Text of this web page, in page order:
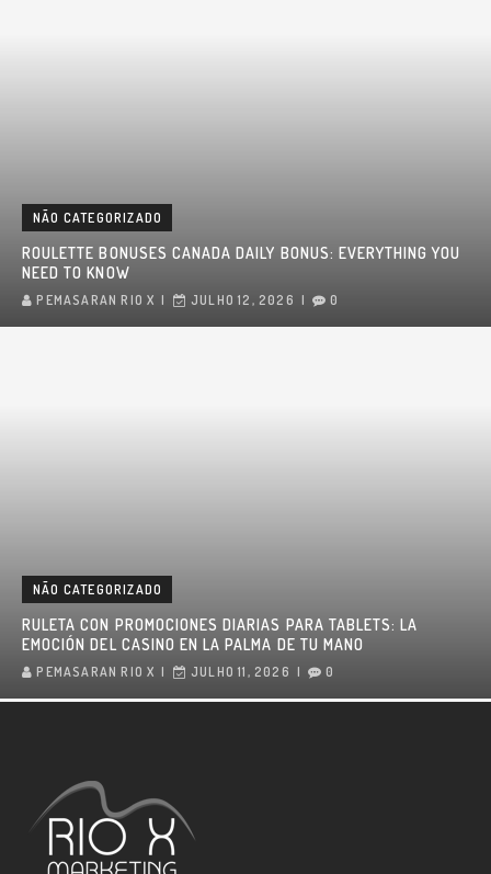
NÃO CATEGORIZADO
ROULETTE BONUSES CANADA DAILY BONUS: EVERYTHING YOU
NEED TO KNOW
PEMASARAN RIO X JULHO 12, 2026 0
NÃO CATEGORIZADO
RULETA CON PROMOCIONES DIARIAS PARA TABLETS: LA
EMOCIÓN DEL CASINO EN LA PALMA DE TU MANO
PEMASARAN RIO X JULHO 11, 2026 0